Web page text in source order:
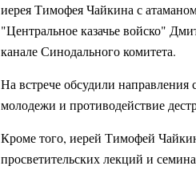
иерея Тимофея Чайкина с
"Центральное казачье войско"
канале Синодального комитета.
На встрече обсудили направления
молодежи и противодействие
Кроме того, иерей Тимофей
просветительских лекций и